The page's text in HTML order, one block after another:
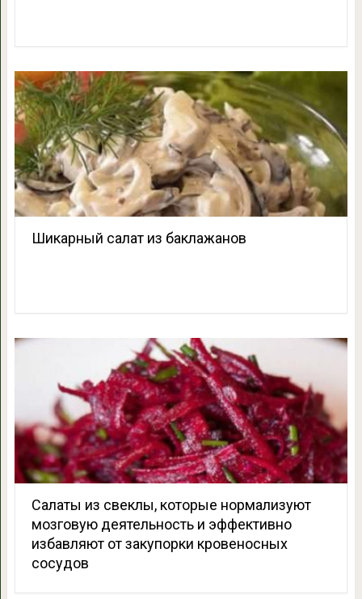
Шикарный салат из баклажанов
Салаты из свеклы, которые нормализуют
мозговую деятельность и эффективно
избавляют от закупорки кровеносных
сосудов